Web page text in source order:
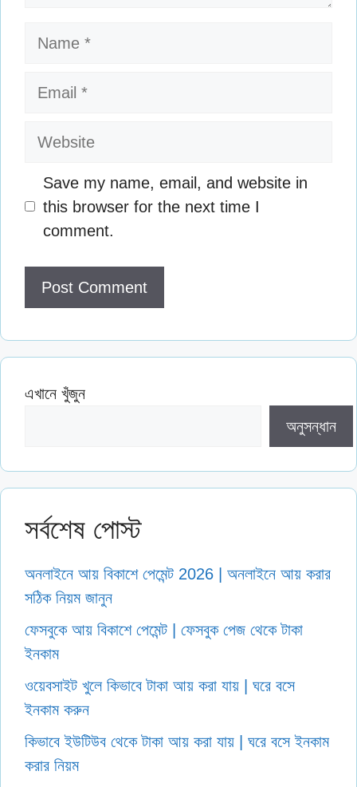
Name
Email
Website
Save my name, email, and website in
this browser for the next time I
comment.
এখানে খুঁজুন
অনুসন্ধান
সর্বশেষ পোস্ট
অনলাইনে আয় বিকাশে পেমেন্ট 2026 | অনলাইনে আয় করার
সঠিক নিয়ম জানুন
ফেসবুকে আয় বিকাশে পেমেন্ট | ফেসবুক পেজ থেকে টাকা
ইনকাম
ওয়েবসাইট খুলে কিভাবে টাকা আয় করা যায় | ঘরে বসে
ইনকাম করুন
কিভাবে ইউটিউব থেকে টাকা আয় করা যায় | ঘরে বসে ইনকাম
করার নিয়ম